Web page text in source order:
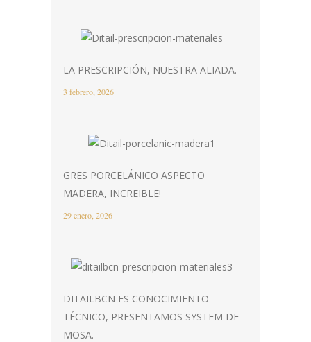
LA PRESCRIPCIÓN, NUESTRA ALIADA.
3 febrero, 2026
GRES PORCELÁNICO ASPECTO
MADERA, INCREIBLE!
29 enero, 2026
DITAILBCN ES CONOCIMIENTO
TÉCNICO, PRESENTAMOS SYSTEM DE
MOSA.